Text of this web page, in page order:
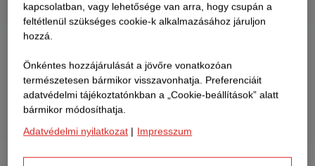
kapcsolatban, vagy lehetősége van arra, hogy csupán a
feltétlenül szükséges cookie-k alkalmazásához járuljon
hozzá.
Önkéntes hozzájárulását a jövőre vonatkozóan
természetesen bármikor visszavonhatja. Preferenciáit
adatvédelmi tájékoztatónkban a „Cookie-beállítások” alatt
bármikor módosíthatja.
Adatvédelmi nyilatkozat | Impresszum